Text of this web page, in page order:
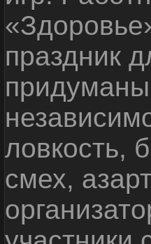
праздник
ловкость,
смех,